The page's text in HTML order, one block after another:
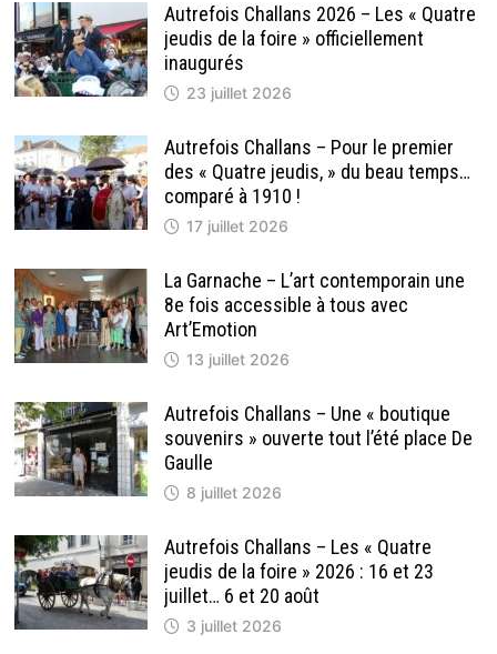
Autrefois Challans 2026 – Les « Quatre
jeudis de la foire » officiellement
inaugurés
23 juillet 2026
Autrefois Challans – Pour le premier
des « Quatre jeudis, » du beau temps…
comparé à 1910 !
17 juillet 2026
La Garnache – L’art contemporain une
8e fois accessible à tous avec
Art’Emotion
13 juillet 2026
Autrefois Challans – Une « boutique
souvenirs » ouverte tout l’été place De
Gaulle
8 juillet 2026
Autrefois Challans – Les « Quatre
jeudis de la foire » 2026 : 16 et 23
juillet… 6 et 20 août
3 juillet 2026